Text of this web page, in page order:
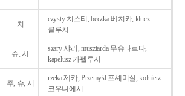
치
czysty 치스티, beczka 베치카, klucz
클루치
슈, 시
szary 샤리, musztarda 무슈타르다,
kapelusz 카펠루시
주, 슈, 시
rzeka 제카, Przemyśl 프셰미실, kołnierz
코우니에시